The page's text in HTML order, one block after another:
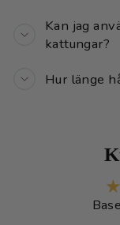
Kan jag
kattungar?
Hur länge